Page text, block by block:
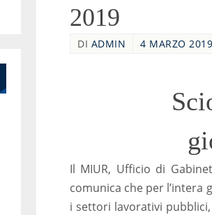
2019
DI ADMIN 4 MARZO
Il MIUR, Ufficio di
comunica che per l’intera
i settori lavorativi